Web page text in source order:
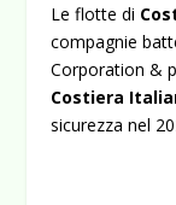
Le flotte di
compagnie
Corporation &
Costiera
sicurezza nel